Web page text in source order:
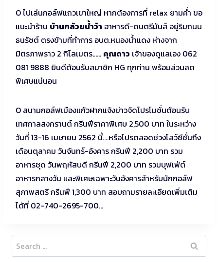
O ไปเล่นกอล์ฟแถวเขาใหญ่ หากต้องการที่ relax ยามค่ำ ขอ
แนะนำร้าน บ้านกล้วยน้ำว้า อาหารดี-ดนตรีมันส์ อยู่ริมถนน
ธนรัชต์ ตรงข้ามที่ทำการ อบต.หนองน้ำแดง ห่างจาก
มิตรภาพราว 2 กิโลเมตร…… คุณดาว เจ้าของดูแลเอง 062
081 9888 ยินดีต้อนรับสมาชิก HG ทุกท่าน พร้อมส่วนลด
พิเศษแน่นอน
O สนามกอล์ฟเมืองแก้วฝากแจ้งข่าวจัดโปรโมชั่นต้อนรับ
เทศกาลสงกรานต์ กรีนฟีราคาพิเศษ 2,500 บาท ในระหว่าง
วันที่ 13-16 เมษายน 2562 นี้….หรือโปรตลอดช่วงโลว์ซีซั่นถึง
เดือนตุลาคม วันจันทร์-อังคาร กรีนฟี 2,200 บาท รวม
อาหารชุด วันพฤหัสบดี กรีนฟี 2,200 บาท รวมบุฟเฟ่ต์
อาหารกลางวัน และพิเศษเฉพาะวันอังคารสำหรับนักกอล์ฟ
สุภาพสตรี กรีนฟี 1,300 บาท สอบถามรายละเอียดเพิ่มเติม
ได้ที่ 02-740-2695-700…
Search
for: